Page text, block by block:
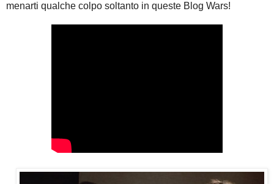
menarti qualche colpo soltanto in queste Blog Wars!